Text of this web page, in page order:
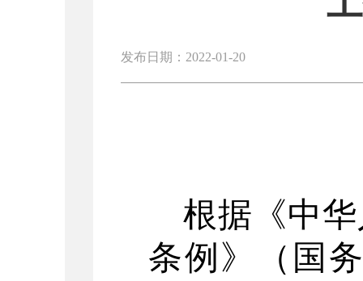
发布日期：2022-01-20
根据《中
条例》（国